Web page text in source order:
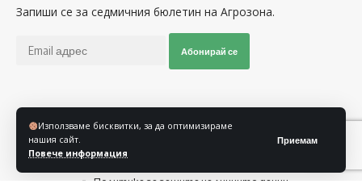
Използваме бисквитки, за да оптимизираме
нашия сайт.
Повече информация
Приемам
Запиши се за седмичния бюлетин на Агрозона.
Абонирай се
Общи условия
Политика за защита на личните данни